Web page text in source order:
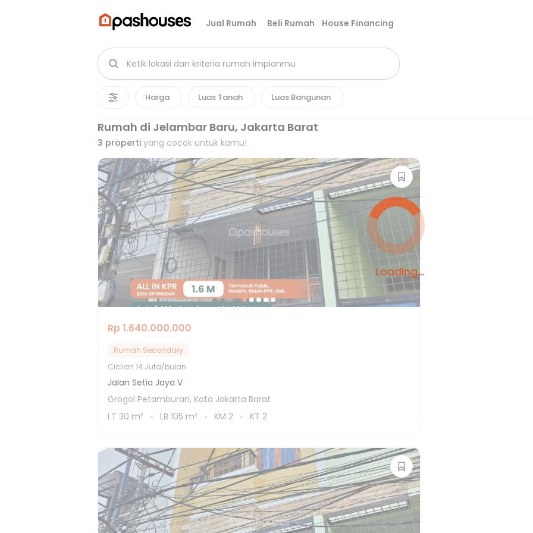
Jual Rumah Beli Rumah House Financing
Harga Luas Tanah Luas Bangunan
Loading...
Rumah di Jelambar Baru, Jakarta Barat
3 properti yang cocok untuk kamu!
Rp 1.640.000.000
Rumah Secondary
Cicilan 14 Juta/bulan
Jalan Setia Jaya V
Grogol Petamburan, Kota Jakarta Barat
LT 30 m² LB 105 m² KM 2 KT 2